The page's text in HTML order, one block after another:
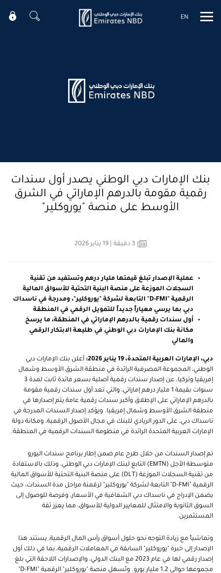
Mobile menu
EN
بنك الإمارات دبي الوطني يصدر أول سندات
رقمية مقومة بالدرهم الإماراتي في الشرق
الأوسط على منصة "يوروكلير"
3 دقيقة
عملية الإصدار تبلغ قيمتها مليار درهم وتستفيد من تقنية
السجلات الموزعة على منصة البنية التحتية للأسواق المالية
الرقمية "D-FMI" التابعة لشركة "يوروكلير"، ومدرجة في ناسداك
دبي بما يرسي معياراً جديداً للتمويل الرقمي في المنطقة
أول سندات رقمية بالدرهم الإماراتي في المنطقة، ما يرسخ
مكانة بنك الإمارات دبي الوطني في طليعة الابتكار الرقمي
والمالي
دبي، الإمارات العربية المتحدة، 19 يناير 2026:
أعلن بنك الإمارات دبي
الوطني، المجموعة المصرفية الرائدة في منطقة الشرق الأوسط وشمال
إفريقيا وتركيا، عن إصدار سندات رقمية أصلية بسعر فائدة ثابت لمدة 3
سنوات بقيمة 1 مليار درهم إماراتي، والتي تعد أول سندات رقمية مقومة
بالدرهم الإماراتي على الإطلاق وأكبر سندات رقمية عامة يتم إصدارها في
منطقة الشرق الأوسط وشمال إفريقيا. ويؤكد إصدار السندات المدرجة في
ناسداك دبي، على الدور الريادي للبنك في مجال الأصول الرقمية، ومكانة دولة
الإمارات العربية المتحدة الرائدة في منظومة السندات الرقمية في المنطقة.
تم إصدار السندات من خلال طرح عام ضمن إطار برنامج سندات اليورو
متوسطة الأجل (EMTN) التابع لبنك الإمارات دبي الوطني، وذلك بالاستفادة
من تقنية السجلات الموزعة (DLT) على منصة البنية التحتية للأسواق المالية
الرقمية "D-FMI" التابعة لشركة "يوروكلير" لرقمنة مراحل مدة السندات، حيث
يضمن الإدراج في ناسداك دبي الشفافية في الأسعار، وفرصة للوصول إلى
السوق الثانوية والامتثال للمعايير الدولية للأسواق، مما يعزز ثقة
المستثمرين.
وتماشياً مع زيادة التوجه نحو حلول أسواق رأس المال الرقمية، يستند هذا
الإصدار إلى خبرة "يوروكلير" السابقة في المعاملات الرقمية، بما في ذلك أول
إصدار رقمي لها في عام 2023 مع البنك الدولي، والإصدارات اللاحقة التي بلغ